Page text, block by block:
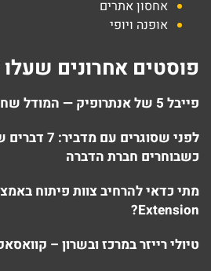
אחסון אתרים
אופנה ויופי
פוסטים אחרונים
פייבל 5 של אנתרופיק — המודל שחזר לאוויר
לפני שסוגרים
כשבוחרים חברת הדברה
Extension?
טיולי רייזר במרכז ובשרון –